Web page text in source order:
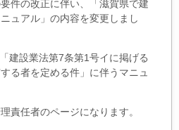
件の改正に伴い、「滋賀県で建
ュアル」の内容を変更しまし
建設業法第7条第1号イに掲げる
る者を定める件」に伴うマニュ
責任者のページになります。